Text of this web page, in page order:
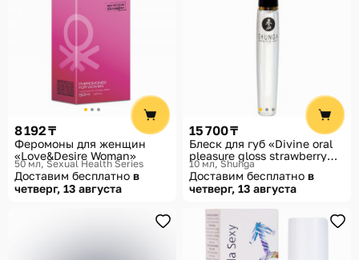
8 192 ₸
Феромоны для женщин
«Love&Desire Woman»
50 мл Sexual Health Series
Доставим бесплатно в
четверг, 13 августа
15 700 ₸
Блеск для губ «Divine oral
pleasure gloss strawberry
win. Клубника
и шампанское»
10 мл Shunga
Доставим бесплатно в
четверг, 13 августа